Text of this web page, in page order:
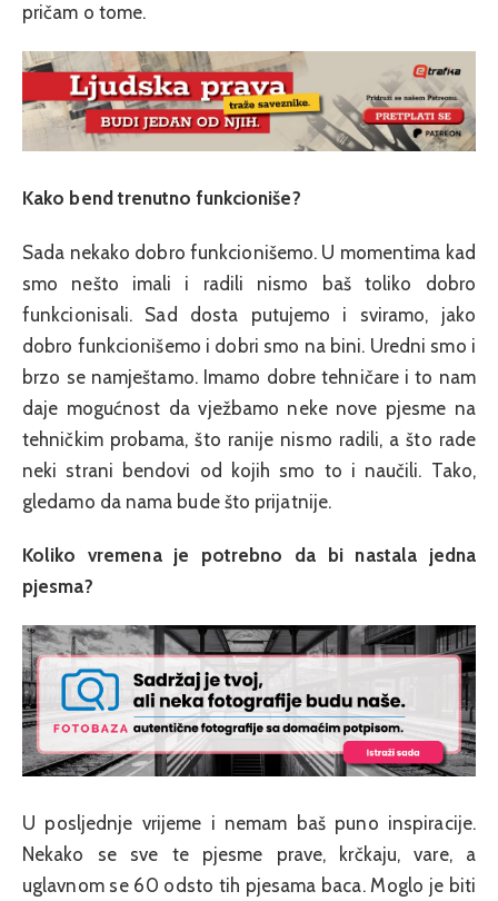
pričam o tome.
Kako bend trenutno funkcioniše?
Sada nekako dobro funkcionišemo. U momentima kad
smo nešto imali i radili nismo baš toliko dobro
funkcionisali. Sad dosta putujemo i sviramo, jako
dobro funkcionišemo i dobri smo na bini. Uredni smo i
brzo se namještamo. Imamo dobre tehničare i to nam
daje mogućnost da vježbamo neke nove pjesme na
tehničkim probama, što ranije nismo radili, a što rade
neki strani bendovi od kojih smo to i naučili. Tako,
gledamo da nama bude što prijatnije.
Koliko vremena je potrebno da bi nastala jedna
pjesma?
U posljednje vrijeme i nemam baš puno inspiracije.
Nekako se sve te pjesme prave, krčkaju, vare, a
uglavnom se 60 odsto tih pjesama baca. Moglo je biti